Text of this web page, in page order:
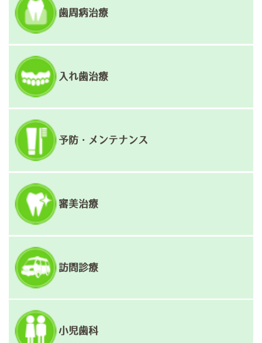
歯周病治療
入れ歯治療
予防・メンテナンス
審美治療
訪問診療
小児歯科